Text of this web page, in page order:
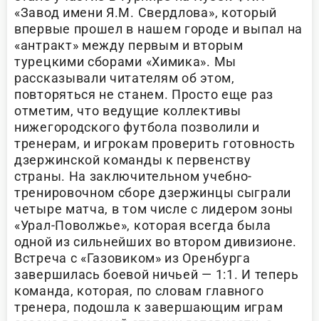
«Завод имени Я.М. Свердлова», который
впервые прошел в нашем городе и выпал на
«антракт» между первым и вторым
турецкими сборами «Химика». Мы
рассказывали читателям об этом,
повторяться не станем. Просто еще раз
отметим, что ведущие коллективы
нижегородского футбола позволили и
тренерам, и игрокам проверить готовность
дзержинской команды к первенству
страны. На заключительном учебно-
тренировочном сборе дзержинцы сыграли
четыре матча, в том числе с лидером зоны
«Урал-Поволжье», которая всегда была
одной из сильнейших во втором дивизионе.
Встреча с «Газовиком» из Оренбурга
завершилась боевой ничьей — 1:1. И теперь
команда, которая, по словам главного
тренера, подошла к завершающим играм